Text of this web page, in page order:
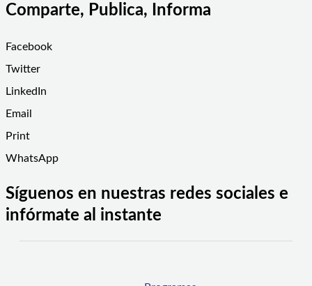
Comparte, Publica, Informa
Facebook
Twitter
LinkedIn
Email
Print
WhatsApp
Síguenos en nuestras redes sociales e
infórmate al instante